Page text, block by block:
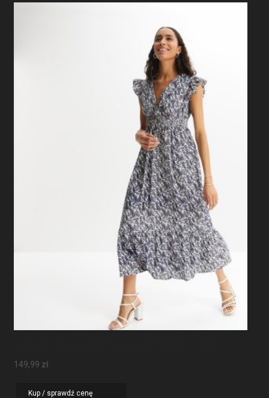
149,99 zł
Kup / sprawdź cenę